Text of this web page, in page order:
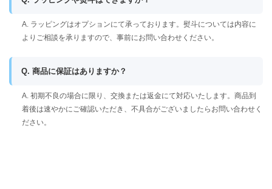
A. ラッピングはオプションにて承っております。熨斗については内容に
よりご相談を承りますので、事前にお問い合わせください。
Q. 商品に保証はありますか？
A. 初期不良の場合に限り、交換または返金にて対応いたします。商品到
着後は速やかにご確認いただき、不具合がございましたらお問い合わせく
ださい。